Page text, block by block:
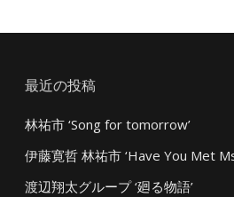
最近の投稿
林祐市 ‘Song for tomorrow’
伊藤寛哲 林祐市 ‘Have You Met
渡辺翔太グループ ‘廻る物語’